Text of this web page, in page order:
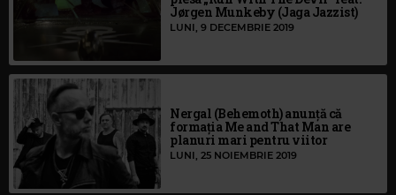
Jørgen Munkeby (Jaga Jazzist)
LUNI, 9 DECEMBRIE 2019
Nergal (Behemoth) anunță că
formația Me and That Man are
planuri mari pentru viitor
LUNI, 25 NOIEMBRIE 2019